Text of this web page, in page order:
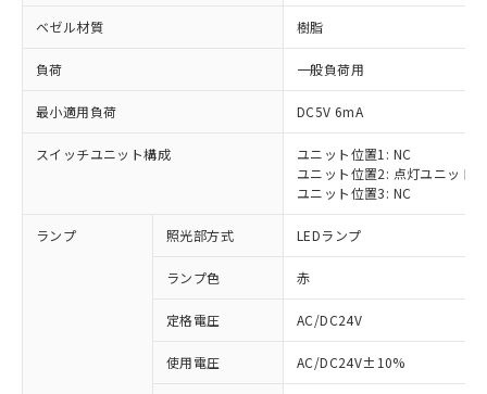
ベゼル材質 樹脂
負荷 一般負荷用
最小適用負荷 DC5V 6mA
スイッチユニット構成
ユニット位置1: NC
ユニット位置2: 点灯ユニット
ユニット位置3: NC
ランプ 照光部方式 LEDランプ
ランプ色 赤
定格電圧 AC/DC24V
使用電圧 AC/DC24V±10%
※1 対応状況